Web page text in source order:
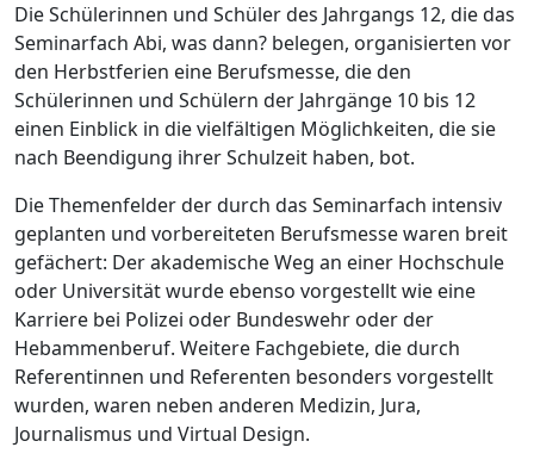
Die Schülerinnen und Schüler des Jahrgangs 12, die das
Seminarfach Abi, was dann? belegen, organisierten vor
den Herbstferien eine Berufsmesse, die den
Schülerinnen und Schülern der Jahrgänge 10 bis 12
einen Einblick in die vielfältigen Möglichkeiten, die sie
nach Beendigung ihrer Schulzeit haben, bot.
Die Themenfelder der durch das Seminarfach intensiv
geplanten und vorbereiteten Berufsmesse waren breit
gefächert: Der akademische Weg an einer Hochschule
oder Universität wurde ebenso vorgestellt wie eine
Karriere bei Polizei oder Bundeswehr oder der
Hebammenberuf. Weitere Fachgebiete, die durch
Referentinnen und Referenten besonders vorgestellt
wurden, waren neben anderen Medizin, Jura,
Journalismus und Virtual Design.